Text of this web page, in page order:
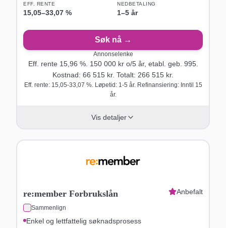
EFF. RENTE
15,05–33,07 %
NEDBETALING
1–5 år
Søk nå →
Annonselenke
Eff. rente 15,96 %. 150 000kr o/5år, etabl. geb. 995.
Kostnad: 66 515 kr. Totalt: 266 515 kr.
Eff. rente: 15,05-33,07 %. Løpetid: 1-5 år. Refinansiering: Inntil 15
år.
Vis detaljer
re:member Forbrukslån
Sammenlign
Anbefalt
Enkel og lettfattelig søknadsprosess